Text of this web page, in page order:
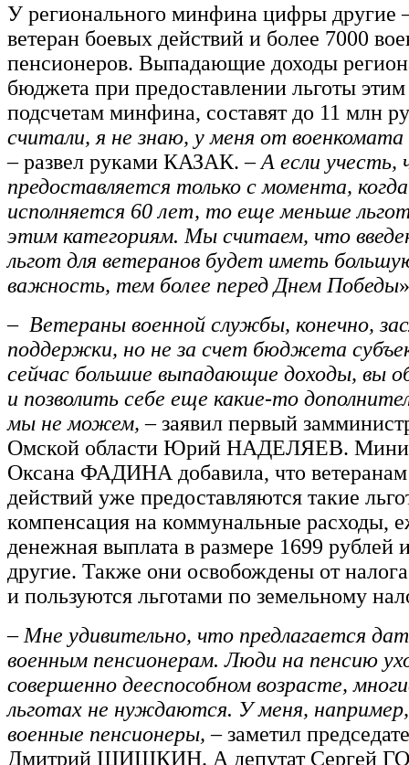
У регионального минфина цифры другие
ветеран боевых действий и более 7000
пенсионеров. Выпадающие доходы
бюджета при предоставлении льготы
подсчетам минфина, составят до 11 млн
считали, я не знаю, у меня от военкомата
– развел руками КАЗАК. –А если учесть,
предоставляется только с момента, когда
исполняется 60 лет, то еще меньше
этим категориям. Мы считаем, что
льгот для ветеранов будет иметь
важность, тем более перед Днем Победы
– Ветераны военной службы, конечно,
поддержки, но не за счет бюджета
сейчас большие выпадающие доходы, вы
и позволить себе еще какие-то
мы не можем, – заявил первый
Омской области Юрий НАДЕЛЯЕВ.
Оксана ФАДИНА добавила, что
действий уже предоставляются такие
компенсация на коммунальные расходы,
денежная выплата в размере 1699 рублей
другие. Также они освобождены от
и пользуются льготами по земельному
– Мне удивительно, что предлагается
военным пенсионерам. Люди на пенсию
совершенно дееспособном возрасте,
льготах не нуждаются. У меня,
военные пенсионеры, – заметил
Дмитрий ШИШКИН. А депутат Сергей